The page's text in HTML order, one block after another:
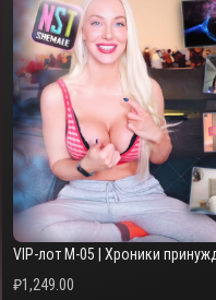
VIP-лот M-05 | Хроники
₽1,249.00